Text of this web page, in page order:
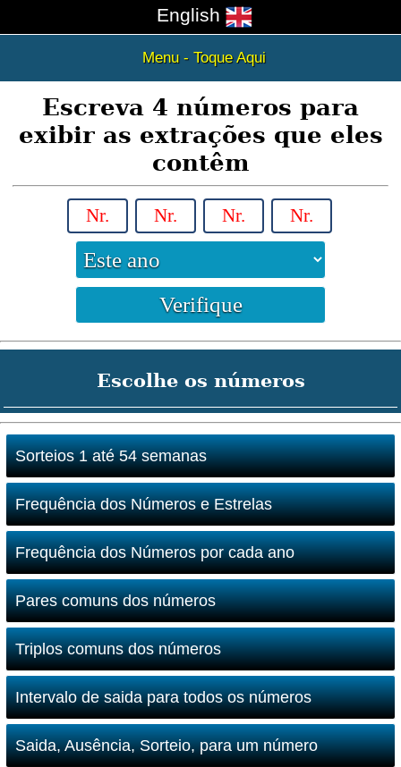
English
Menu - Toque Aqui
Escreva 4 números para
exibir as extrações que eles
contêm
Escolhe os números
Sorteios 1 até 54 semanas
Frequência dos Números e Estrelas
Frequência dos Números por cada ano
Pares comuns dos números
Triplos comuns dos números
Intervalo de saida para todos os números
Saida, Ausência, Sorteio, para um número